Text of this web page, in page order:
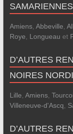
Amiens, Abbeville
Roye
Longueau et
D’AUTRES
NOIRES
Lille Amiens,
Villeneuve-d'Ascq
D’AUTRES